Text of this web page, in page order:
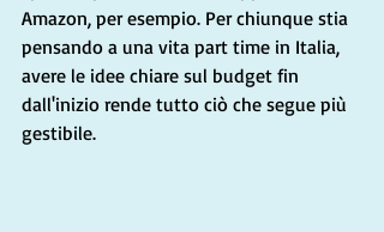
Amazon, per esempio. Per chiunque stia
pensando a una vita part time in Italia,
avere le idee chiare sul budget fin
dall'inizio rende tutto ciò che segue più
gestibile.